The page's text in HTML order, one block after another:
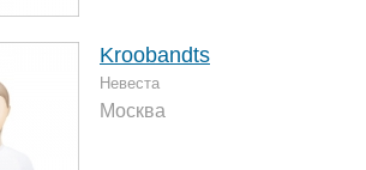
Kroobandts
Невеста
Москва